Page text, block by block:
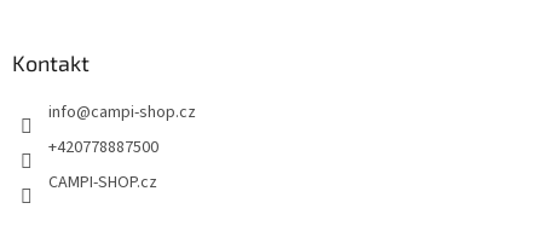
Kontakt
info@campi-shop.cz
+420778887500
CAMPI-SHOP.cz